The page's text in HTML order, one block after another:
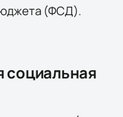
(ФСД).
социальная